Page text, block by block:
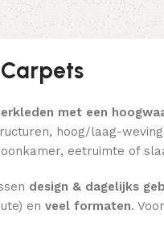
met een
hoog/laag-
eetruimte of
design & dagelijks
en veel formaten.